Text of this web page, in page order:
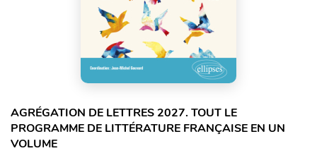
AGRÉGATION DE LETTRES 2027. TOUT LE
PROGRAMME DE LITTÉRATURE FRANÇAISE EN UN
VOLUME